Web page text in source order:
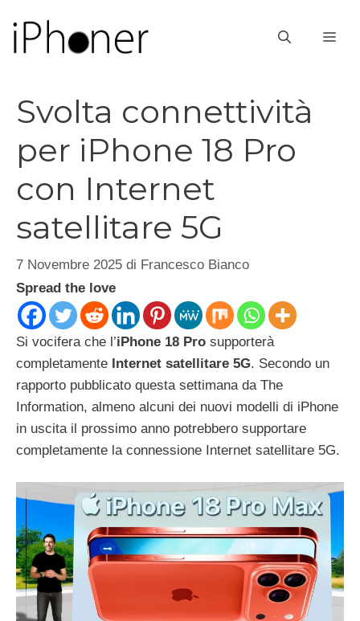
contenuto
Svolta connettività
per iPhone 18 Pro
con Internet
satellitare 5G
7 Novembre 2025 di Francesco Bianco
Spread the love
Si vocifera che l’iPhone 18 Pro supporterà
completamente Internet satellitare 5G. Secondo un
rapporto pubblicato questa settimana da The
Information, almeno alcuni dei nuovi modelli di iPhone
in uscita il prossimo anno potrebbero supportare
completamente la connessione Internet satellitare 5G.